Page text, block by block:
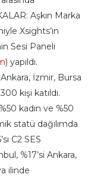
Aşkın Marka
Xsights’ın
Sesi Paneli
) yapıldı.
İzmir, Bursa
kişi katıldı.
kadın ve %50
statü dağılımda
C2 SES
%17’si Ankara,
ilinde